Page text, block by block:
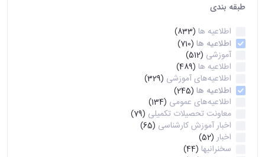
طبقه بندی
اطلاعیه ها (833)
اطلاعیه ها (710)
آموزشی (512)
اطلاعیه ها (489)
اطلاعیه‌های‌ آموزشی (329)
اطلاعیه ها (245)
اطلاعیه‌های عمومی (134)
معاونت تحصیلات تکمیلی (79)
اخبار آموزش کارشناسی (65)
اخبار (52)
سخنرانیها (44)